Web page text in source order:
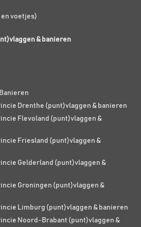
voetjes)
& banieren
Drenthe (punt)vlaggen & banieren
Flevoland (punt)vlaggen &
Friesland (punt)vlaggen &
Gelderland (punt)vlaggen &
Groningen (punt)vlaggen &
Limburg (punt)vlaggen & banieren
Noord-Brabant (punt)vlaggen &